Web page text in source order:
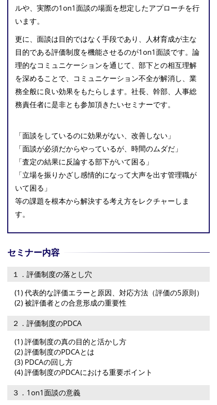
ルや、実際の1on1面談の場面を想定したアプローチを行
います。
更に、面談は目的ではなく手段であり、人材育成が主な
目的である評価制度を機能させるのが1on1面談です。論
理的なコミュニケーションを通じて、部下との相互理解
を深めることで、コミュニケーション不全が解消し、業
務全般に良い効果をもたらします。社長、幹部、人事総
務責任者に是非とも参加頂きたいセミナーです。
「面談をしているのに効果がない、改善しない」
「面談が必須だからやっているが、時間のムダだ」
「査定の結果に反論する部下がいて困る」
「立場を振りかざし感情的になって大声を出す管理職が
いて困る」
等の課題を根本から解決する考え方をレクチャーしま
す。
セミナー内容
１．評価制度の落とし穴
(1) 代表的な評価エラーと原因、対応方法（評価の5原則）
(2) 被評価者との合意形成の重要性
２．評価制度のPDCA
(1) 評価制度の真の目的と活かし方
(2) 評価制度のPDCAとは
(3) PDCAの回し方
(4) 評価制度のPDCAにおける重要ポイント
３．1on1面談の意義